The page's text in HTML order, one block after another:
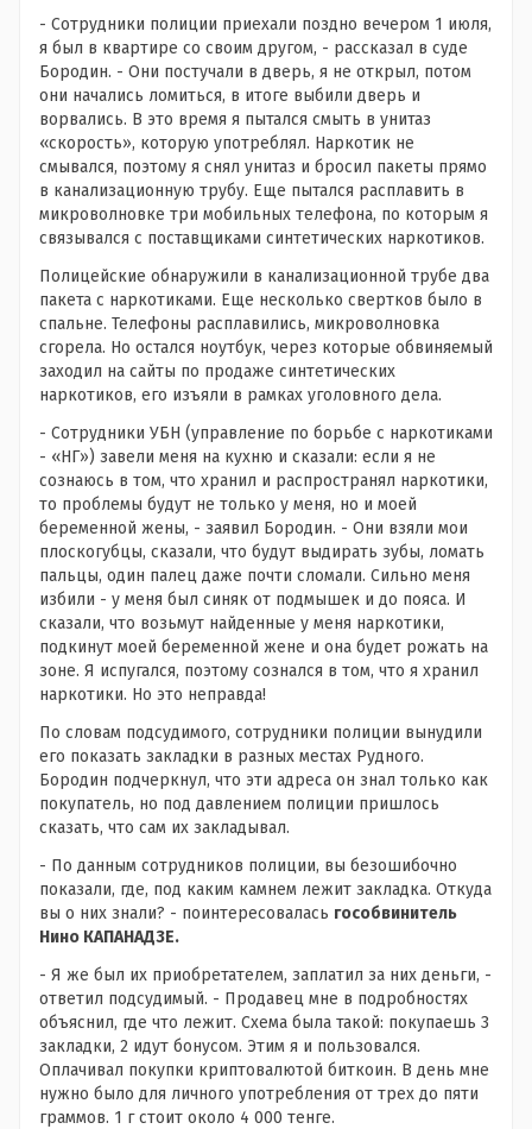
- Сотрудники полиции приехали поздно вечером 1 июля,
я был в квартире со своим другом, - рассказал в суде
Бородин. - Они постучали в дверь, я не открыл, потом
они начались ломиться, в итоге выбили дверь и
ворвались. В это время я пытался смыть в унитаз
«скорость», которую употреблял. Наркотик не
смывался, поэтому я снял унитаз и бросил пакеты прямо
в канализационную трубу. Еще пытался расплавить в
микроволновке три мобильных телефона, по которым я
связывался с поставщиками синтетических наркотиков.
Полицейские обнаружили в канализационной трубе два
пакета с наркотиками. Еще несколько свертков было в
спальне. Телефоны расплавились, микроволновка
сгорела. Но остался ноутбук, через которые обвиняемый
заходил на сайты по продаже синтетических
наркотиков, его изъяли в рамках уголовного дела.
- Сотрудники УБН (управление по борьбе с наркотиками
- «НГ») завели меня на кухню и сказали: если я не
сознаюсь в том, что хранил и распространял наркотики,
то проблемы будут не только у меня, но и моей
беременной жены, - заявил Бородин. - Они взяли мои
плоскогубцы, сказали, что будут выдирать зубы, ломать
пальцы, один палец даже почти сломали. Сильно меня
избили - у меня был синяк от подмышек и до пояса. И
сказали, что возьмут найденные у меня наркотики,
подкинут моей беременной жене и она будет рожать на
зоне. Я испугался, поэтому сознался в том, что я хранил
наркотики. Но это неправда!
По словам подсудимого, сотрудники полиции вынудили
его показать закладки в разных местах Рудного.
Бородин подчеркнул, что эти адреса он знал только как
покупатель, но под давлением полиции пришлось
сказать, что сам их закладывал.
- По данным сотрудников полиции, вы безошибочно
показали, где, под каким камнем лежит закладка. Откуда
вы о них знали? - поинтересовалась гособвинитель
Нино КАПАНАДЗЕ.
- Я же был их приобретателем, заплатил за них деньги, -
ответил подсудимый. - Продавец мне в подробностях
объяснил, где что лежит. Схема была такой: покупаешь 3
закладки, 2 идут бонусом. Этим я и пользовался.
Оплачивал покупки криптовалютой биткоин. В день мне
нужно было для личного употребления от трех до пяти
граммов. 1 г стоит около 4 000 тенге.